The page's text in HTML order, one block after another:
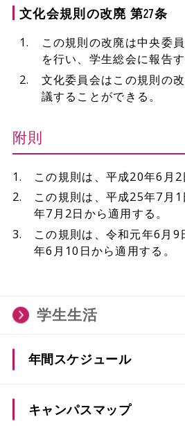
文化会規則の改廃 第27条
この規則の改廃は中央委
を行い、学生総会に報告
文化委員会はこの規則の
議することができる。
附則
この規則は、平成20年6月2
この規則は、平成25年7月
年7月2日から適用する。
この規則は、令和元年6月9
年6月10日から適用する。
学生生活
年間スケジュール
キャンパスマップ